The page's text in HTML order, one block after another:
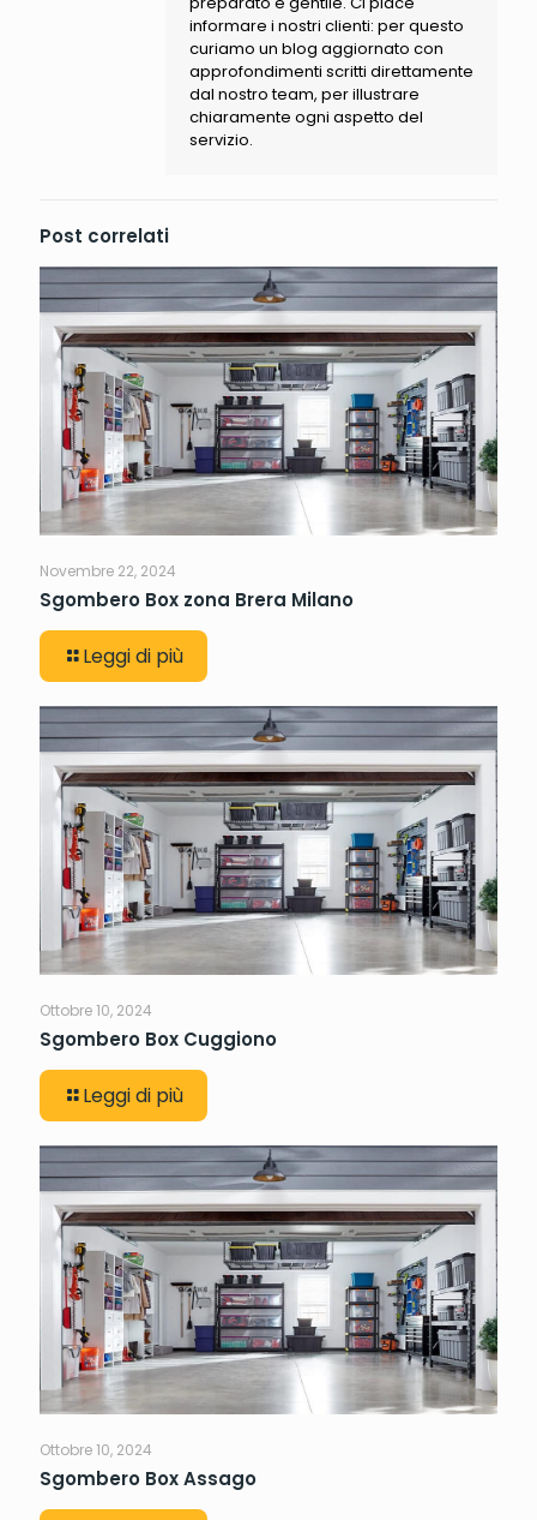
informare i nostri clienti: per questo
curiamo un blog aggiornato con
approfondimenti scritti direttamente
dal nostro team, per illustrare
chiaramente ogni aspetto del
servizio.
Post correlati
Novembre 22, 2024
Sgombero Box zona Brera Milano
Leggi di più
Ottobre 10, 2024
Sgombero Box Cuggiono
Leggi di più
Ottobre 10, 2024
Sgombero Box Assago